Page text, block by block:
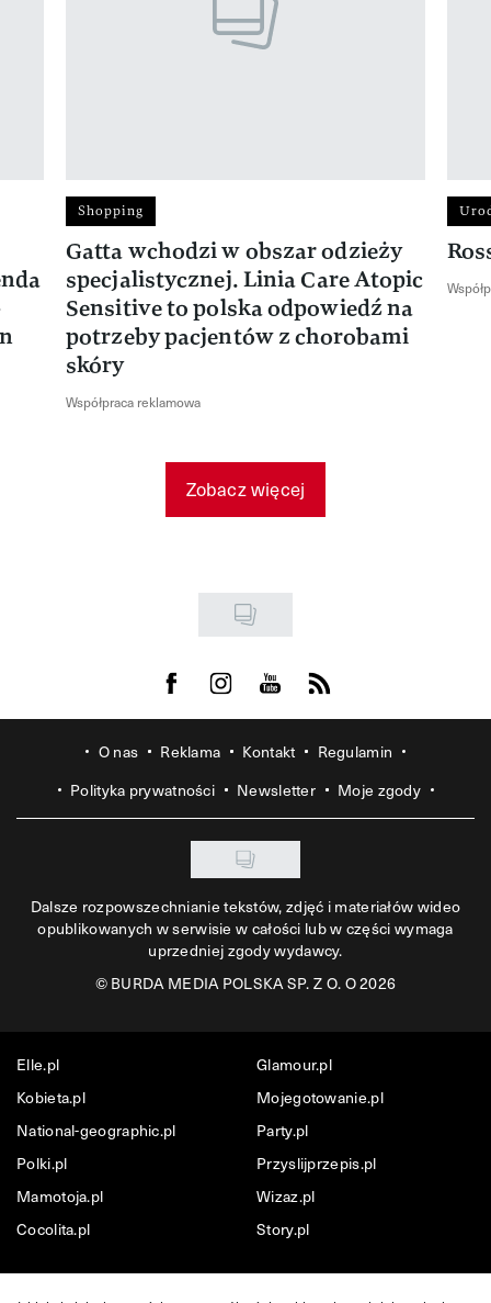
Shopping
Gatta wchodzi w obszar odzieży
specjalistycznej. Linia Care Atopic
Sensitive to polska odpowiedź na
potrzeby pacjentów z chorobami
skóry
Współpraca reklamowa
Zobacz więcej
Visit us on Facebook
Visit us on Instagram
Visit us on Youtube
Visit us on Rss
O nas Reklama Kontakt
Regulamin
Polityka prywatności
Newsletter Moje zgody
Dalsze rozpowszechnianie tekstów, zdjęć i materiałów wideo
opublikowanych w serwisie w całości lub w części wymaga
uprzedniej zgody wydawcy.
©BURDA MEDIA POLSKA SP. Z O. O 2026
Elle.pl
Glamour.pl
Kobieta.pl
Mojegotowanie.pl
National-geographic.pl
Party.pl
Polki.pl
Przyslijprzepis.pl
Mamotoja.pl
Wizaz.pl
Cocolita.pl
Story.pl